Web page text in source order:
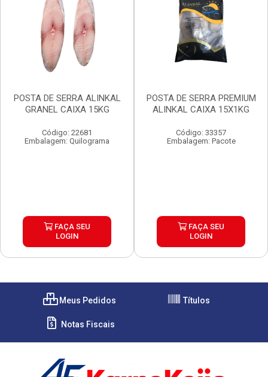
POSTA DE SERRA ALINKAL
GRANEL CAIXA 15KG
Código: 22681
Embalagem: Quilograma
FAÇA SEU
LOGIN
POSTA DE SERRA PREMIUM
ALINKAL CAIXA 15X1KG
Código: 33357
Embalagem: Pacote
FAÇA SEU
LOGIN
Meus Pedidos Títulos
Notas Fiscais